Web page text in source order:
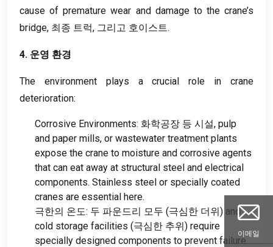
cause of premature wear and damage to the crane’s
bridge, 최종 트럭, 그리고 호이스트.
4. 운영 환경
The environment plays a crucial role in crane
deterioration:
Corrosive Environments: 화학공장 등 시설, pulp
and paper mills, or wastewater treatment plants
expose the crane to moisture and corrosive agents
that can eat away at structural steel and electrical
components. Stainless steel or specially coated
cranes are essential here.
극한의 온도: 두 파운드리 모두 (극심한 더위) and
cold storage facilities (극심한 추위) require
specially designed components to prevent failure
이메일